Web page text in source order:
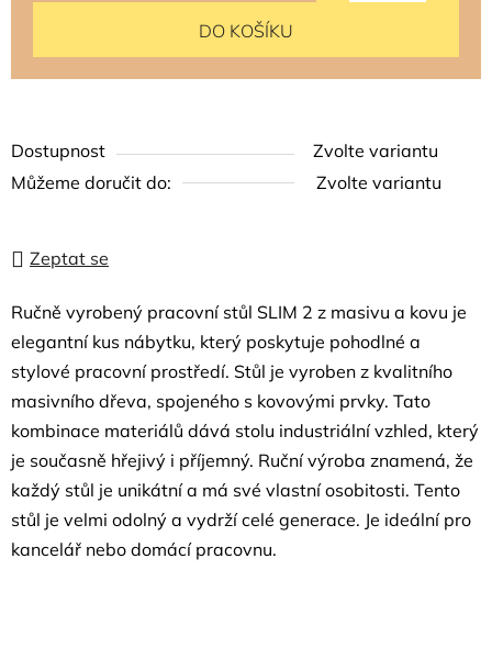
Ručně vyrobený pracovní stůl SLIM 2 z masivu a kovu je
elegantní kus nábytku, který poskytuje pohodlné a
stylové pracovní prostředí. Stůl je vyroben z kvalitního
masivního dřeva, spojeného s kovovými prvky. Tato
kombinace materiálů dává stolu industriální vzhled, který
je současně hřejivý i příjemný. Ruční výroba znamená, že
každý stůl je unikátní a má své vlastní osobitosti. Tento
stůl je velmi odolný a vydrží celé generace. Je ideální pro
kancelář nebo domácí pracovnu.
Dostupnost
Zvolte variantu
Můžeme doručit do:
Zvolte variantu
DO KOŠÍKU
Zeptat se